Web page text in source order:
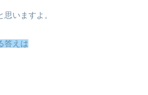
いますよ。
答えは